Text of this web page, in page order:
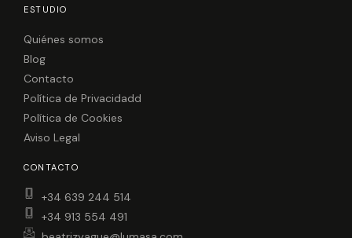
ESTUDIO
Quiénes somos
Blog
Contacto
Política de Privacidadd
Política de Cookies
Aviso Legal
CONTACTO
+34 639 244 514
+34 913 554 491